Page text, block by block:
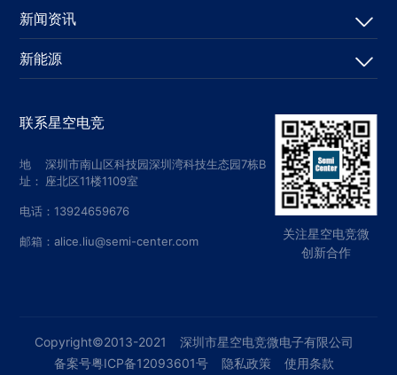
新闻资讯
新能源
联系星空电竞
地
址：
深圳市南山区科技园深圳湾科技生态园7栋B
座北区11楼1109室
电话：13924659676
邮箱：alice.liu@semi-center.com
关注星空电竞微
创新合作
Copyright©2013-2021
深圳市星空电竞微电子有限公司
备案号粤ICP备12093601号
隐私政策 使用条款